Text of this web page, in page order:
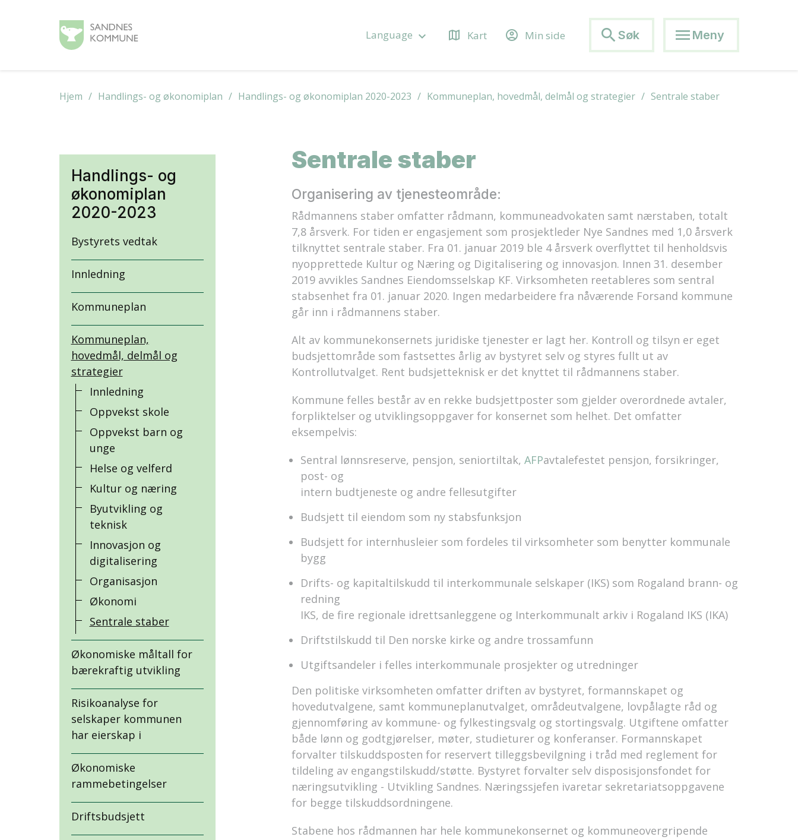
Language keyboard_arrow_down map Kart account_circle Min side search Søk menu Meny
Hjem Handlings- og økonomiplan Handlings- og økonomiplan 2020-2023 Kommuneplan, hovedmål, delmål og strategier Sentrale staber
Handlings- og
økonomiplan
2020-2023
Bystyrets vedtak
Innledning
Kommuneplan
Kommuneplan,
hovedmål, delmål og
strategier
Innledning
Oppvekst skole
Oppvekst barn og
unge
Helse og velferd
Kultur og næring
Byutvikling og
teknisk
Innovasjon og
digitalisering
Organisasjon
Økonomi
Sentrale staber
Økonomiske måltall for
bærekraftig utvikling
Risikoanalyse for
selskaper kommunen
har eierskap i
Økonomiske
rammebetingelser
Driftsbudsjett
Sentrale staber
Organisering av tjenesteområde:
Rådmannens staber omfatter rådmann, kommuneadvokaten samt nærstaben, totalt
7,8 årsverk. For tiden er engasjement som prosjektleder Nye Sandnes med 1,0 årsverk
tilknyttet sentrale staber. Fra 01. januar 2019 ble 4 årsverk overflyttet til henholdsvis
nyopprettede Kultur og Næring og Digitalisering og innovasjon. Innen 31. desember
2019 avvikles Sandnes Eiendomsselskap KF. Virksomheten reetableres som sentral
stabsenhet fra 01. januar 2020. Ingen medarbeidere fra nåværende Forsand kommune
går inn i rådmannens staber.
Alt av kommunekonsernets juridiske tjenester er lagt her. Kontroll og tilsyn er eget
budsjettområde som fastsettes årlig av bystyret selv og styres fullt ut av
Kontrollutvalget. Rent budsjetteknisk er det knyttet til rådmannens staber.
Kommune felles består av en rekke budsjettposter som gjelder overordnede avtaler,
forpliktelser og utviklingsoppgaver for konsernet som helhet. Det omfatter
eksempelvis:
Sentral lønnsreserve, pensjon, seniortiltak,AFPavtalefestet pensjon, forsikringer,
post- og
intern budtjeneste og andre fellesutgifter
Budsjett til eiendom som ny stabsfunksjon
Budsjett for internhusleier som fordeles til virksomheter som benytter kommunale
bygg
Drifts- og kapitaltilskudd til interkommunale selskaper (IKS) som Rogaland brann- og
redning
IKS, de fire regionale idrettsanleggene og Interkommunalt arkiv i Rogaland IKS (IKA)
Driftstilskudd til Den norske kirke og andre trossamfunn
Utgiftsandeler i felles interkommunale prosjekter og utredninger
Den politiske virksomheten omfatter driften av bystyret, formannskapet og
hovedutvalgene, samt kommuneplanutvalget, områdeutvalgene, lovpålagte råd og
gjennomføring av kommune- og fylkestingsvalg og stortingsvalg. Utgiftene omfatter
både lønn og godtgjørelser, møter, studieturer og konferanser. Formannskapet
forvalter tilskuddsposten for reservert tilleggsbevilgning i tråd med reglement for
tildeling av engangstilskudd/støtte. Bystyret forvalter selv disposisjonsfondet for
næringsutvikling - Utvikling Sandnes. Næringssjefen ivaretar sekretariatsoppgavene
for begge tilskuddsordningene.
Stabene hos rådmannen har hele kommunekonsernet og kommuneovergripende